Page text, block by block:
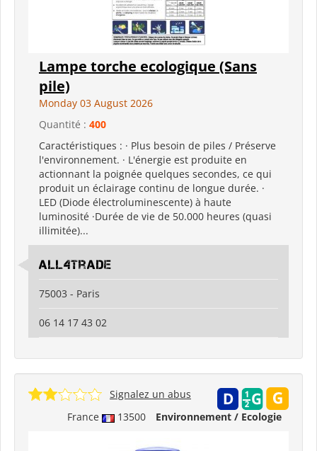
Lampe torche ecologique (Sans
pile)
Monday 03 August 2026
Quantité : 400
Caractéristiques : · Plus besoin de piles / Préserve
l'environnement. · L'énergie est produite en
actionnant la poignée quelques secondes, ce qui
produit un éclairage continu de longue durée. ·
LED (Diode électroluminescente) à haute
luminosité ·Durée de vie de 50.000 heures (quasi
illimitée)...
All4Trade
75003 - Paris
06 14 17 43 02
France 13500 Environnement / Ecologie
Signalez un abus